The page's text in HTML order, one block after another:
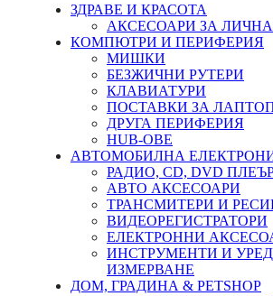
ЗДРАВЕ И КРАСОТА
АКСЕСОАРИ ЗА
КОМПЮТРИ И ПЕРИФЕРИЯ
МИШКИ
БЕЗЖИЧНИ РУТЕРИ
КЛАВИАТУРИ
ПОСТАВКИ ЗА
ДРУГА ПЕРИФЕРИЯ
HUB-ОВЕ
АВТОМОБИЛНА
РАДИО, CD, DVD
АВТО АКСЕСОАРИ
ТРАНСМИТЕРИ И
ВИДЕОРЕГИСТРАТОРИ
ЕЛЕКТРОННИ
ИНСТРУМЕНТИ И
ИЗМЕРВАНЕ
ДОМ, ГРАДИНА & PETSHOP